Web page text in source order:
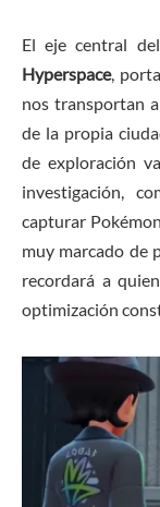
El eje central
Hyperspace,
nos transportan
de la propia
de exploración
investigación,
capturar
muy marcado de
recordará a
optimización